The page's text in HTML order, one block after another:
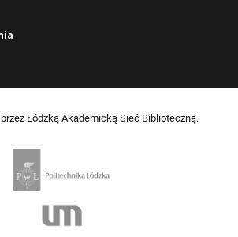
Łódzką Akademicką Sieć Biblioteczną.